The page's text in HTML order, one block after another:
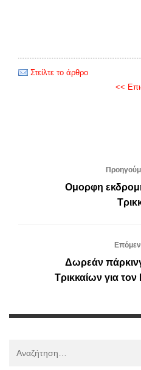
Στείλτε το άρθρο
<<
Ομορφη
Δωρεάν
Τρικκαίων για